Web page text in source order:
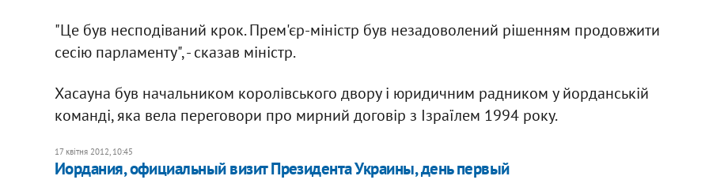
"Це був несподіваний крок. Прем'єр-міністр був незадоволений рішенням продовжити
сесію парламенту", - сказав міністр.
Хасауна був начальником королівського двору і юридичним радником у йорданській
команді, яка вела переговори про мирний договір з Ізраїлем 1994 року.
17 квітня 2012, 10:45
Иордания, официальный визит Президента Украины, день первый